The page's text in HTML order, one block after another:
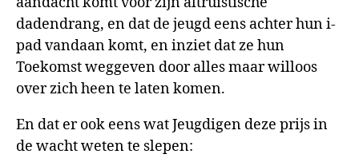
dadendrang, en dat de jeugd eens achter hun i-
pad vandaan komt, en inziet dat ze hun
Toekomst weggeven door alles maar willoos
over zich heen te laten komen.
En dat er ook eens wat Jeugdigen deze prijs in
de wacht weten te slepen: